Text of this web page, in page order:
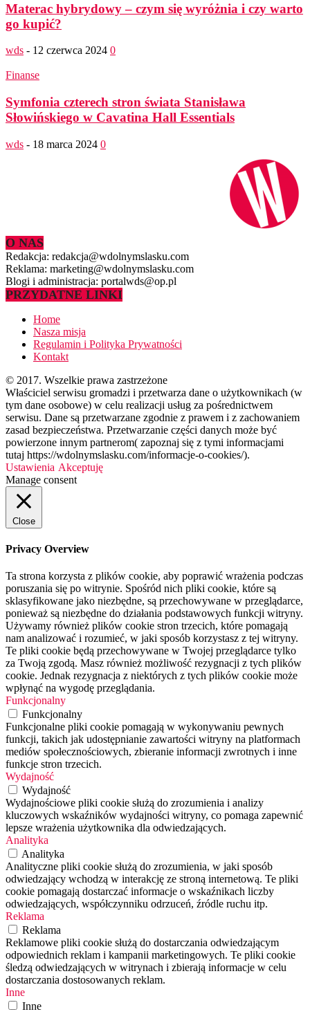
Materac hybrydowy – czym się wyróżnia i czy warto
go kupić?
wds - 12 czerwca 2024 0
Finanse
Symfonia czterech stron świata Stanisława
Słowińskiego w Cavatina Hall Essentials
wds - 18 marca 2024 0
O NAS
Redakcja: redakcja@wdolnymslasku.com
Reklama: marketing@wdolnymslasku.com
Blogi i administracja: portalwds@op.pl
PRZYDATNE LINKI
Home
Nasza misja
Regulamin i Polityka Prywatności
Kontakt
© 2017. Wszelkie prawa zastrzeżone
Właściciel serwisu gromadzi i przetwarza dane o użytkownikach (w
tym dane osobowe) w celu realizacji usług za pośrednictwem
serwisu. Dane są przetwarzane zgodnie z prawem i z zachowaniem
zasad bezpieczeństwa. Przetwarzanie części danych może być
powierzone innym partnerom( zapoznaj się z tymi informacjami
tutaj https://wdolnymslasku.com/informacje-o-cookies/).
Ustawienia Akceptuję
Manage consent
Close
Privacy Overview
Ta strona korzysta z plików cookie, aby poprawić wrażenia podczas
poruszania się po witrynie. Spośród nich pliki cookie, które są
sklasyfikowane jako niezbędne, są przechowywane w przeglądarce,
ponieważ są niezbędne do działania podstawowych funkcji witryny.
Używamy również plików cookie stron trzecich, które pomagają
nam analizować i rozumieć, w jaki sposób korzystasz z tej witryny.
Te pliki cookie będą przechowywane w Twojej przeglądarce tylko
za Twoją zgodą. Masz również możliwość rezygnacji z tych plików
cookie. Jednak rezygnacja z niektórych z tych plików cookie może
wpłynąć na wygodę przeglądania.
Funkcjonalny
Funkcjonalny
Funkcjonalne pliki cookie pomagają w wykonywaniu pewnych
funkcji, takich jak udostępnianie zawartości witryny na platformach
mediów społecznościowych, zbieranie informacji zwrotnych i inne
funkcje stron trzecich.
Wydajność
Wydajność
Wydajnościowe pliki cookie służą do zrozumienia i analizy
kluczowych wskaźników wydajności witryny, co pomaga zapewnić
lepsze wrażenia użytkownika dla odwiedzających.
Analityka
Analityka
Analityczne pliki cookie służą do zrozumienia, w jaki sposób
odwiedzający wchodzą w interakcję ze stroną internetową. Te pliki
cookie pomagają dostarczać informacje o wskaźnikach liczby
odwiedzających, współczynniku odrzuceń, źródle ruchu itp.
Reklama
Reklama
Reklamowe pliki cookie służą do dostarczania odwiedzającym
odpowiednich reklam i kampanii marketingowych. Te pliki cookie
śledzą odwiedzających w witrynach i zbierają informacje w celu
dostarczania dostosowanych reklam.
Inne
Inne